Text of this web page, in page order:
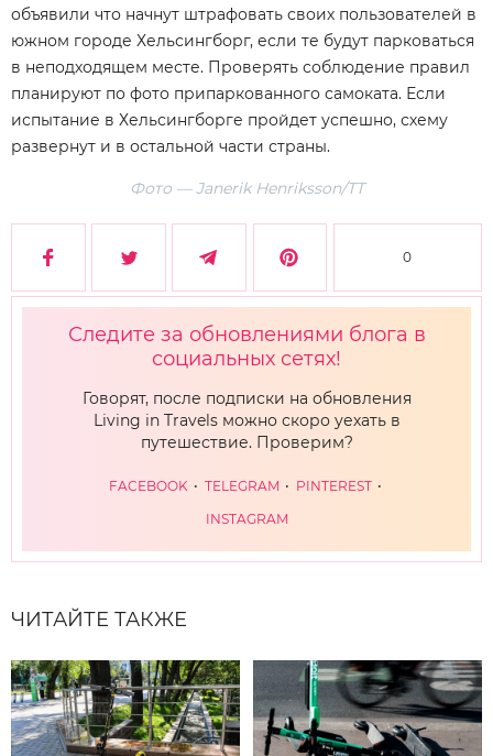
объявили что начнут штрафовать своих пользователей в
южном городе Хельсингборг, если те будут парковаться
в неподходящем месте. Проверять соблюдение правил
планируют по фото припаркованного самоката. Если
испытание в Хельсингборге пройдет успешно, схему
развернут и в остальной части страны.
Фото — Janerik Henriksson/TT
0
Следите за обновлениями блога в
социальных сетях!
Говорят, после подписки на обновления
Living in Travels можно скоро уехать в
путешествие. Проверим?
FACEBOOK TELEGRAM
PINTEREST
INSTAGRAM
ЧИТАЙТЕ ТАКЖЕ